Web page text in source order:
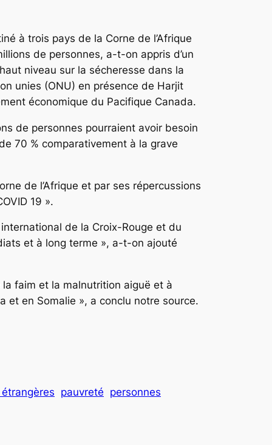
à trois pays de la Corne de l’Afrique
de personnes, a-t-on appris d’un
niveau sur la sécheresse dans la
unies (ONU) en présence de Harjit
économique du Pacifique Canada.
de personnes pourraient avoir besoin
70 % comparativement à la grave
de l’Afrique et par ses répercussions
19 ».
de la Croix-Rouge et du
et à long terme », a-t-on ajouté
faim et la malnutrition aiguë et à
et en Somalie », a conclu notre source.
pauvreté personnes